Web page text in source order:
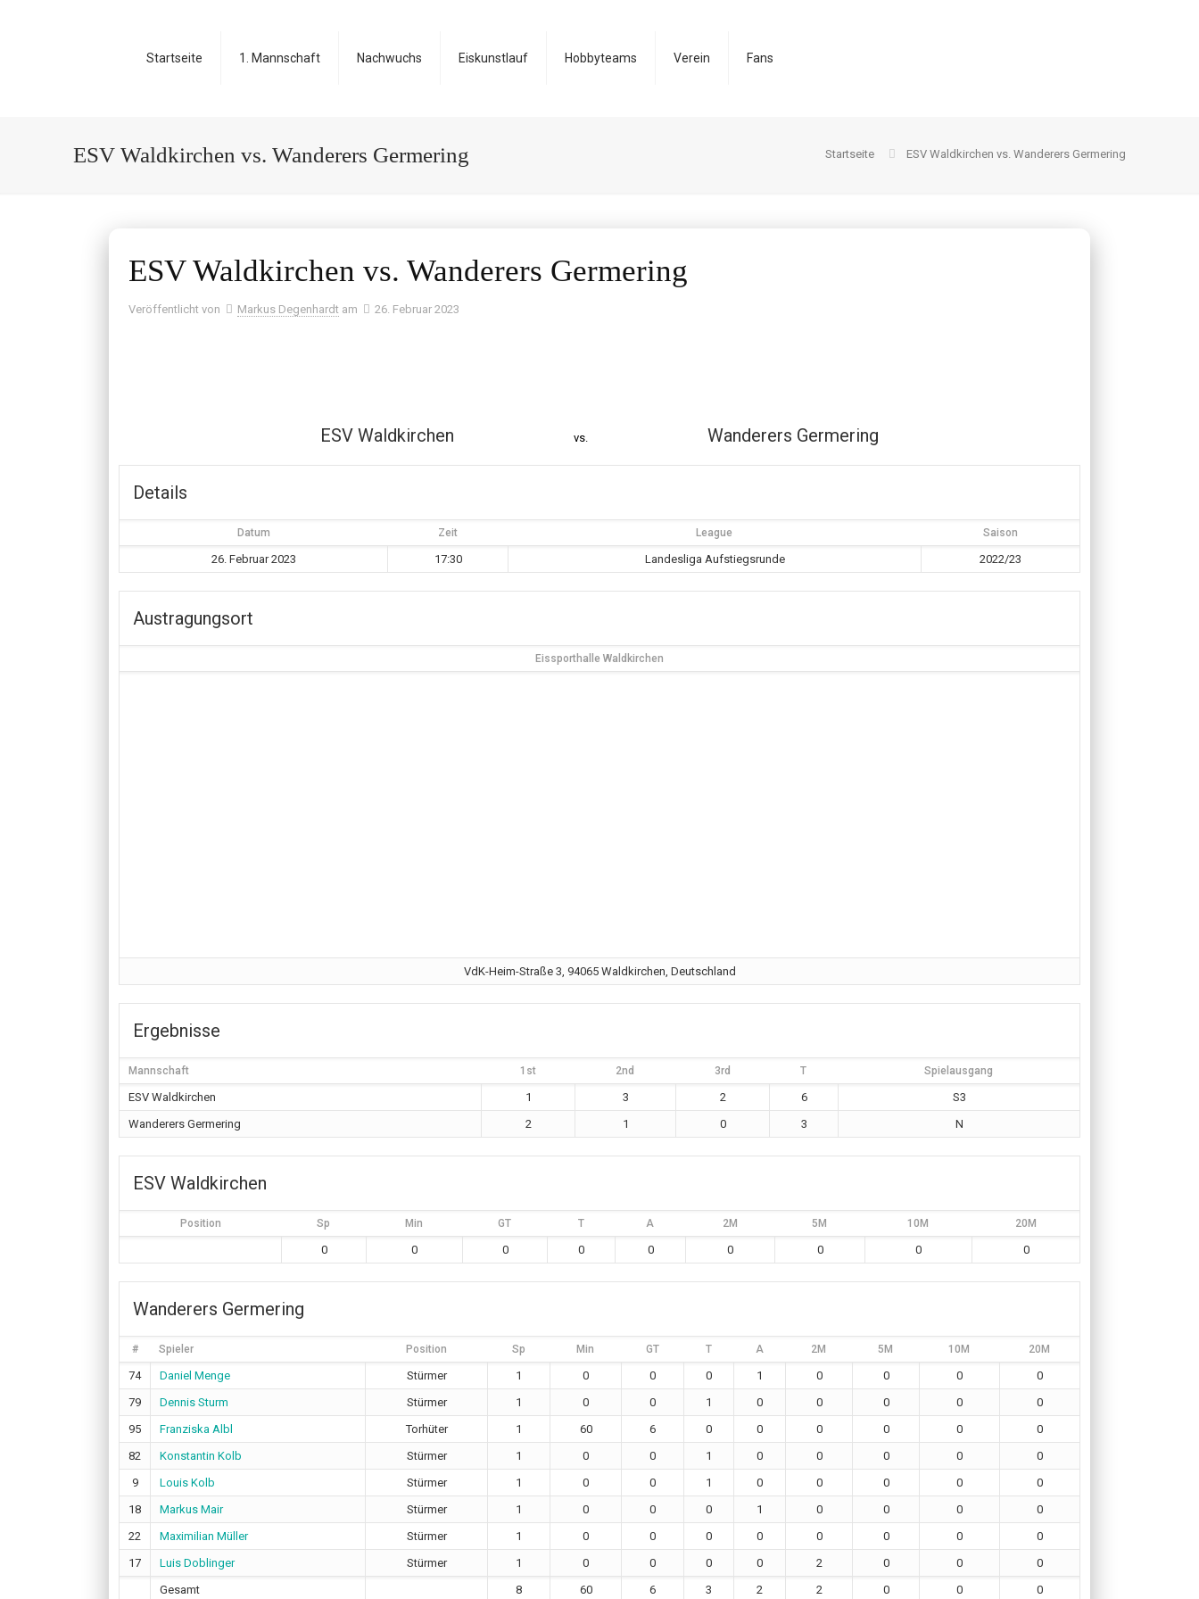
Startseite 1. Mannschaft Nachwuchs Eiskunstlauf Hobbyteams Verein Fans
ESV Waldkirchen vs. Wanderers Germering Startseite ESV Waldkirchen vs. Wanderers Germering
ESV Waldkirchen vs. Wanderers Germering
Veröffentlicht von Markus Degenhardt am 26. Februar 2023
ESV Waldkirchen vs. Wanderers Germering
Details
Datum Zeit League Saison
26. Februar 2023 17:30 Landesliga Aufstiegsrunde 2022/23
Austragungsort
Eissporthalle Waldkirchen
VdK-Heim-Straße 3, 94065 Waldkirchen, Deutschland
Ergebnisse
Mannschaft 1st 2nd 3rd T Spielausgang
ESV Waldkirchen 1 3 2 6
S3
Wanderers Germering
2 1 0 3 N
ESV Waldkirchen
Position Sp Min GT T A 2M 5M 10M 20M
0 0 0 0 0 0 0 0 0
Wanderers Germering
# Spieler Position Sp Min GT T A 2M 5M 10M 20M
74 Daniel Menge Stürmer 1 0 0 0 1 0 0 0
0
79
Dennis Sturm Stürmer 1 0 0 1 0 0 0 0
0
95
Franziska Albl Torhüter 1 60 6 0 0 0 0 0
0
82
Konstantin Kolb Stürmer 1 0 0 1 0 0 0 0
0
9
Louis Kolb Stürmer 1 0 0 1 0 0 0 0
0
18
Markus Mair Stürmer 1 0 0 0 1 0 0 0
0
22
Maximilian Müller Stürmer 1 0 0 0 0 0 0 0
0
17
Luis Doblinger Stürmer 1 0 0 0 0 2 0 0
0
Gesamt
8 60 6 3 2 2 0 0 0